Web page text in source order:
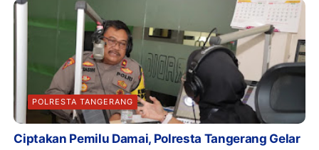
POLRESTA TANGERANG
Ciptakan Pemilu Damai, Polresta Tangerang Gelar